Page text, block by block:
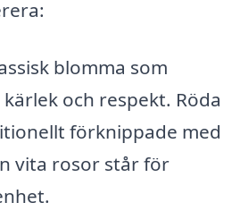
blomma som
och respekt. Röda
förknippade med
vita rosor står för